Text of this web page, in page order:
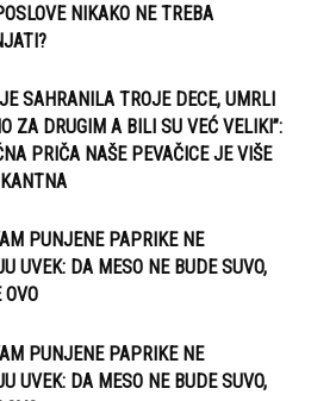
NIKAKO NE TREBA
SAHRANILA TROJE DECE, UMRLI
ZA DRUGIM A BILI SU VEĆ VELIKI”:
PRIČA NAŠE PEVAČICE JE VIŠE
PUNJENE PAPRIKE NE
UVEK: DA MESO NE BUDE SUVO,
PUNJENE PAPRIKE NE
UVEK: DA MESO NE BUDE SUVO,